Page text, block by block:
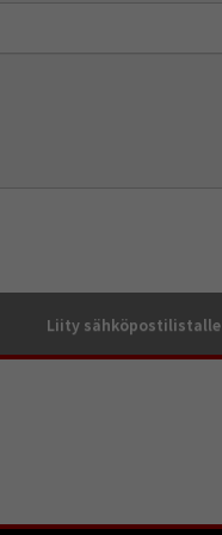
Liity sähköpostilistalle